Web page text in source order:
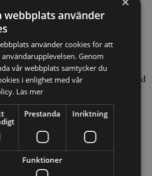
i praktiken?
automatiskt vara barnets far
bli skadeståndsskyldig om man
myndighetsutövning så att en enskild
webbplats använder
använder cookies för att
Genom
vår webbplats samtycker du
i enlighet med vår
Läs mer
Prestanda Inriktning
Funktioner